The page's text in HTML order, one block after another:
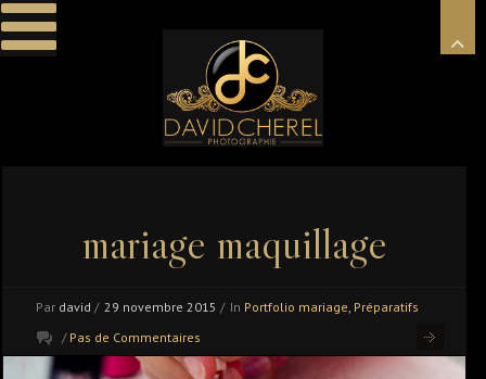
mariage maquillage
Par david / 29 novembre 2015 / In Portfolio mariage, Préparatifs
/ Pas de Commentaires